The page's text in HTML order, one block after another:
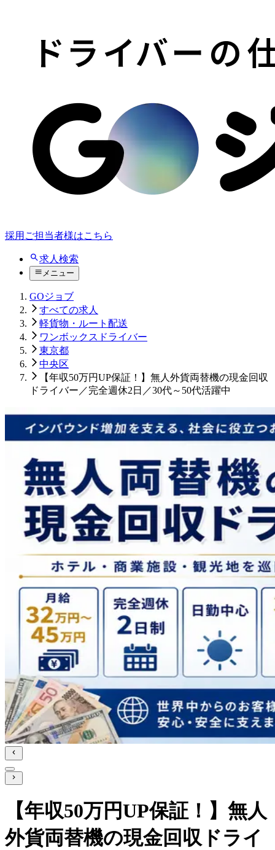
採用ご担当者様はこちら
求人検索
メニュー
GOジョブ
すべての求人
軽貨物・ルート配送
ワンボックスドライバー
東京都
中央区
【年収50万円UP保証！】無人外貨両替機の現金回収
ドライバー／完全週休2日／30代～50代活躍中
【年収50万円UP保証！】無人
外貨両替機の現金回収ドライ